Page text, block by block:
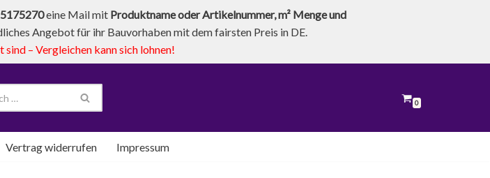
eine Mail mit Produktname oder Artikelnummer, m² Menge und
Angebot für ihr Bauvorhaben mit dem fairsten Preis in DE.
– Vergleichen kann sich lohnen!
0
Vertrag widerrufen Impressum